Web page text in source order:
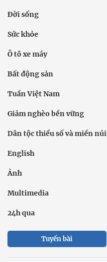
Đời sống
Sức khỏe
Ô tô xe máy
Bất động sản
Tuần Việt Nam
Giảm nghèo bền vững
Dân tộc thiểu số và miền núi
English
Ảnh
Multimedia
24h qua
Tuyến bài